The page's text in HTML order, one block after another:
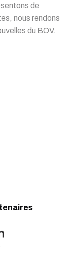
de
nous rendons
du BOV.